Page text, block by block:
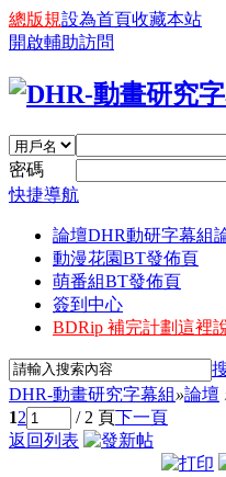
總版規設為首頁收藏本站
開啟輔助訪問
密碼
快捷導航
論壇DHR動研字幕組
動漫花園BT發佈頁
萌番組BT發佈頁
簽到中心
BDRip 補完計劃這裡
DHR-動畫研究字幕組»論壇
12 / 2 頁下一頁
返回列表